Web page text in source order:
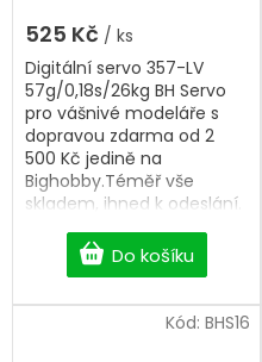
525 Kč / ks
Do košíku
Digitální servo 357-LV
57g/0,18s/26kg BH Servo
pro vášnivé modeláře s
dopravou zdarma od 2
500 Kč jedině na
Bighobby.Téměř vše
skladem, ihned k odeslání.
Kód: BHS16